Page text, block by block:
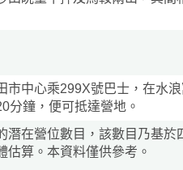
市中心乘299X號巴士，在水浪
分鐘，便可抵達營地。
潛在營位數目，該數目乃基於
估算。本資料僅供參考。